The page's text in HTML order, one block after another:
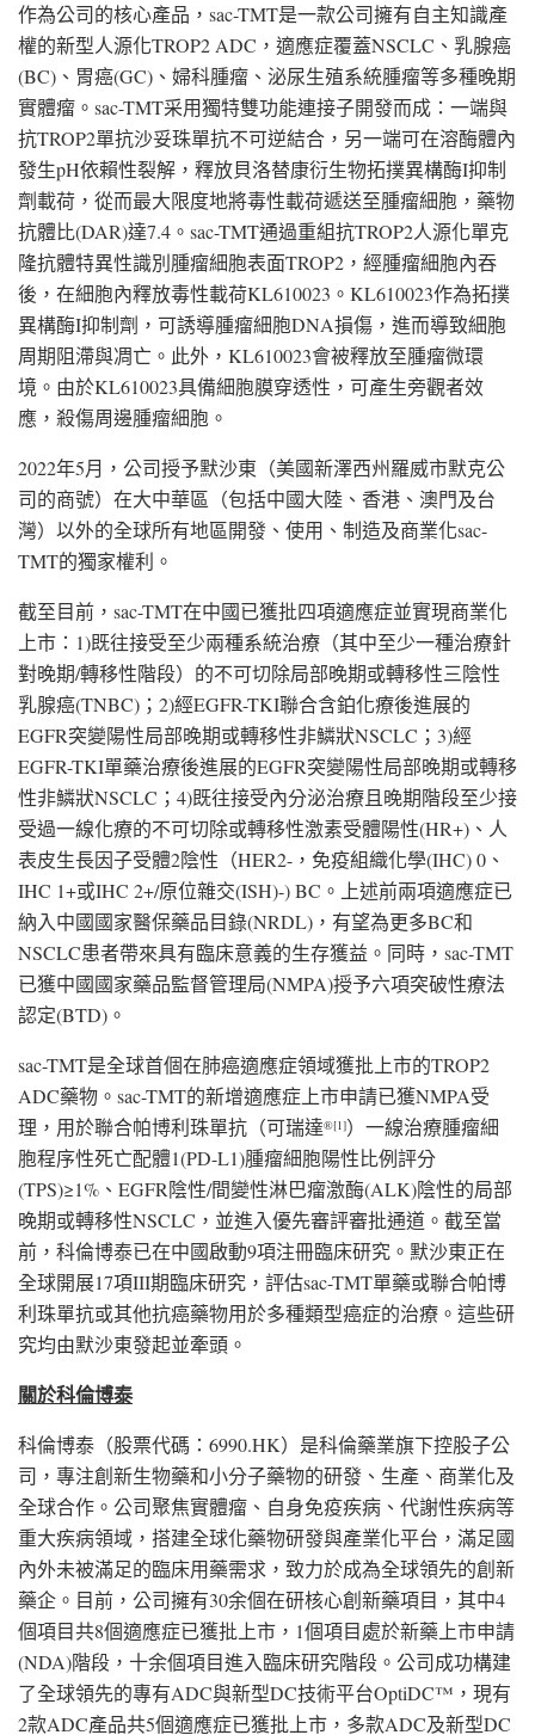
作為公司的核心產品，sac-TMT是一款公司擁有自主知識產
權的新型人源化TROP2 ADC，適應症覆蓋NSCLC、乳腺癌
(BC)、胃癌(GC)、婦科腫瘤、泌尿生殖系統腫瘤等多種晚期
實體瘤。sac-TMT采用獨特雙功能連接子開發而成：一端與
抗TROP2單抗沙妥珠單抗不可逆結合，另一端可在溶酶體內
發生pH依賴性裂解，釋放貝洛替康衍生物拓撲異構酶I抑制
劑載荷，從而最大限度地將毒性載荷遞送至腫瘤細胞，藥物
抗體比(DAR)達7.4。sac-TMT通過重組抗TROP2人源化單克
隆抗體特異性識別腫瘤細胞表面TROP2，經腫瘤細胞內吞
後，在細胞內釋放毒性載荷KL610023。KL610023作為拓撲
異構酶I抑制劑，可誘導腫瘤細胞DNA損傷，進而導致細胞
周期阻滯與凋亡。此外，KL610023會被釋放至腫瘤微環
境。由於KL610023具備細胞膜穿透性，可產生旁觀者效
應，殺傷周邊腫瘤細胞。
2022年5月，公司授予默沙東（美國新澤西州羅威市默克公
司的商號）在大中華區（包括中國大陸、香港、澳門及台
灣）以外的全球所有地區開發、使用、制造及商業化sac-
TMT的獨家權利。
截至目前，sac-TMT在中國已獲批四項適應症並實現商業化
上市：1)既往接受至少兩種系統治療（其中至少一種治療針
對晚期/轉移性階段）的不可切除局部晚期或轉移性三陰性
乳腺癌(TNBC)；2)經EGFR-TKI聯合含鉑化療後進展的
EGFR突變陽性局部晚期或轉移性非鱗狀NSCLC；3)經
EGFR-TKI單藥治療後進展的EGFR突變陽性局部晚期或轉移
性非鱗狀NSCLC；4)既往接受內分泌治療且晚期階段至少接
受過一線化療的不可切除或轉移性激素受體陽性(HR+)、人
表皮生長因子受體2陰性（HER2-，免疫組織化學(IHC) 0、
IHC 1+或IHC 2+/原位雜交(ISH)-) BC。上述前兩項適應症已
納入中國國家醫保藥品目錄(NRDL)，有望為更多BC和
NSCLC患者帶來具有臨床意義的生存獲益。同時，sac-TMT
已獲中國國家藥品監督管理局(NMPA)授予六項突破性療法
認定(BTD)。
sac-TMT是全球首個在肺癌適應症領域獲批上市的TROP2
ADC藥物。sac-TMT的新增適應症上市申請已獲NMPA受
理，用於聯合帕博利珠單抗（可瑞達®[1]）一線治療腫瘤細
胞程序性死亡配體1(PD-L1)腫瘤細胞陽性比例評分
(TPS)≥1%、EGFR陰性/間變性淋巴瘤激酶(ALK)陰性的局部
晚期或轉移性NSCLC，並進入優先審評審批通道。截至當
前，科倫博泰已在中國啟動9項注冊臨床研究。默沙東正在
全球開展17項III期臨床研究，評估sac-TMT單藥或聯合帕博
利珠單抗或其他抗癌藥物用於多種類型癌症的治療。這些研
究均由默沙東發起並牽頭。
關於科倫博泰
科倫博泰（股票代碼：6990.HK）是科倫藥業旗下控股子公
司，專注創新生物藥和小分子藥物的研發、生產、商業化及
全球合作。公司聚焦實體瘤、自身免疫疾病、代謝性疾病等
重大疾病領域，搭建全球化藥物研發與產業化平台，滿足國
內外未被滿足的臨床用藥需求，致力於成為全球領先的創新
藥企。目前，公司擁有30余個在研核心創新藥項目，其中4
個項目共8個適應症已獲批上市，1個項目處於新藥上市申請
(NDA)階段，十余個項目進入臨床研究階段。公司成功構建
了全球領先的專有ADC與新型DC技術平台OptiDC™，現有
2款ADC產品共5個適應症已獲批上市，多款ADC及新型DC